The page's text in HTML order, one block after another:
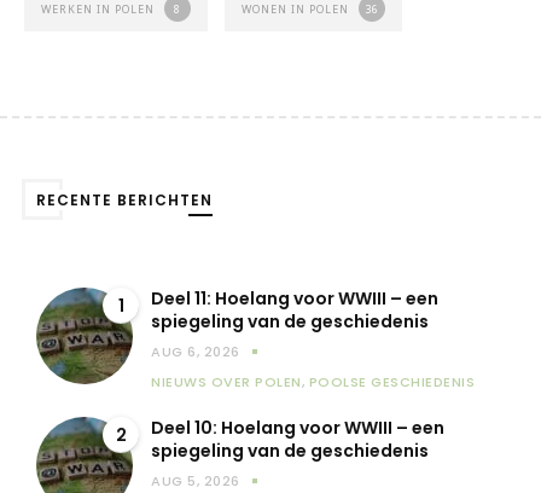
WERKEN IN POLEN 8 WONEN IN POLEN 36
RECENTE BERICHTEN
1
Deel 11: Hoelang voor WWIII – een
spiegeling van de geschiedenis
AUG 6, 2026
NIEUWS OVER POLEN, POOLSE GESCHIEDENIS
2
Deel 10: Hoelang voor WWIII – een
spiegeling van de geschiedenis
AUG 5, 2026